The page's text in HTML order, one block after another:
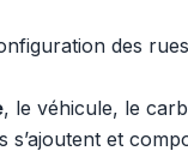
des
, le véhicule, le
et